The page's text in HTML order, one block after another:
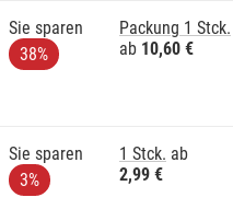
Sie sparen
38%
Packung 1 Stck.
ab 10,60 €
Sie sparen
3%
1 Stck. ab
2,99 €